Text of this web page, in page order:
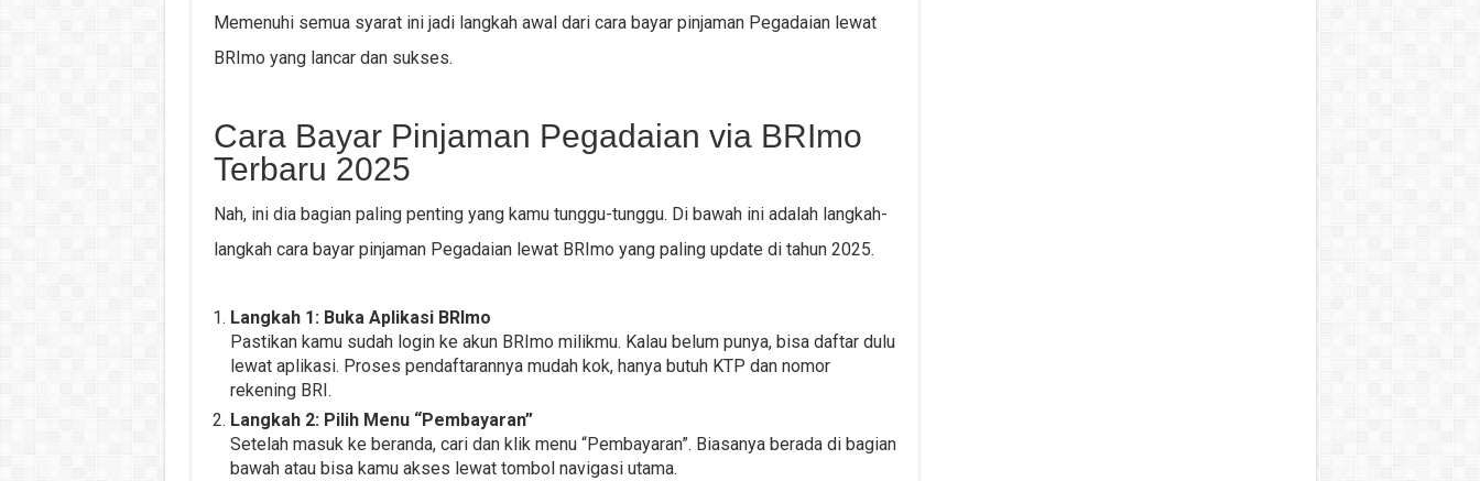
Memenuhi semua syarat ini jadi langkah awal dari cara bayar pinjaman Pegadaian lewat
BRImo yang lancar dan sukses.
Cara Bayar Pinjaman Pegadaian via BRImo
Terbaru 2025
Nah, ini dia bagian paling penting yang kamu tunggu-tunggu. Di bawah ini adalah langkah-
langkah cara bayar pinjaman Pegadaian lewat BRImo yang paling update di tahun 2025.
Langkah 1: Buka Aplikasi BRImo
Pastikan kamu sudah login ke akun BRImo milikmu. Kalau belum punya, bisa daftar dulu
lewat aplikasi. Proses pendaftarannya mudah kok, hanya butuh KTP dan nomor
rekening BRI.
Langkah 2: Pilih Menu “Pembayaran”
Setelah masuk ke beranda, cari dan klik menu “Pembayaran”. Biasanya berada di bagian
bawah atau bisa kamu akses lewat tombol navigasi utama.